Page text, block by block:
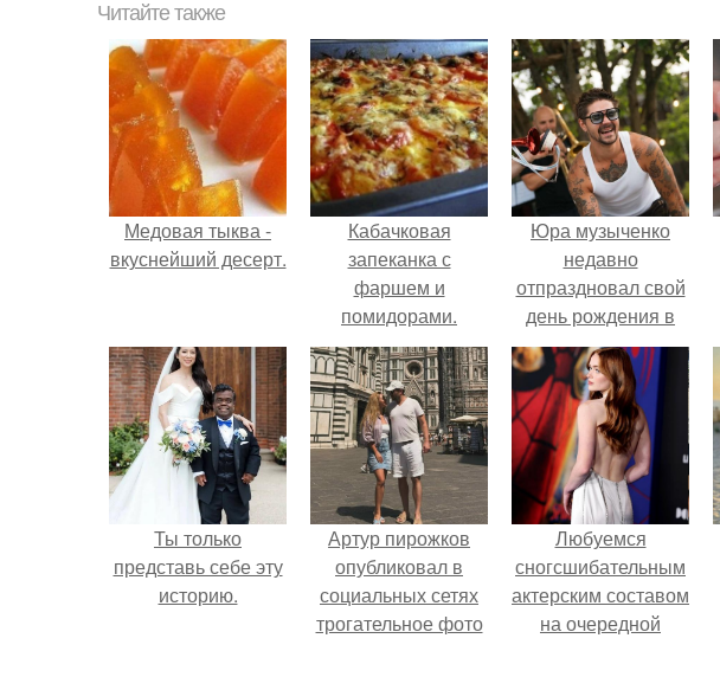
Читайте также
Медовая тыква -
вкуснейший десерт.
Кабачковая
запеканка с
фаршем и
помидорами.
Юра музыченко
недавно
отпраздновал свой
день рождения в
кругу самых
близких и родных
людей.
Ты только
представь себе эту
историю.
Артур пирожков
опубликовал в
социальных сетях
трогательное фото
Любуемся
сногсшибательным
актерским составом
на очередной